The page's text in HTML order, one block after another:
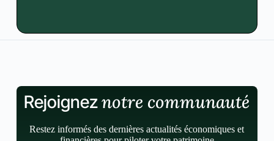
Rejoigneznotre communauté
Restez informés des dernières actualités économiques et